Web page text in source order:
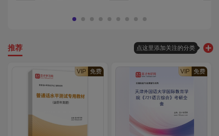
推荐 点这里添加关注的分类
VIP 免费 VIP 免费